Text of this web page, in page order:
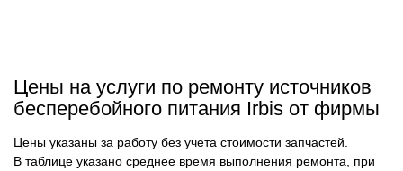
Цены на услуги по ремонту источников
бесперебойного питания Irbis от фирмы
Цены указаны за работу без учета стоимости запчастей.
В таблице указано среднее время выполнения ремонта, при